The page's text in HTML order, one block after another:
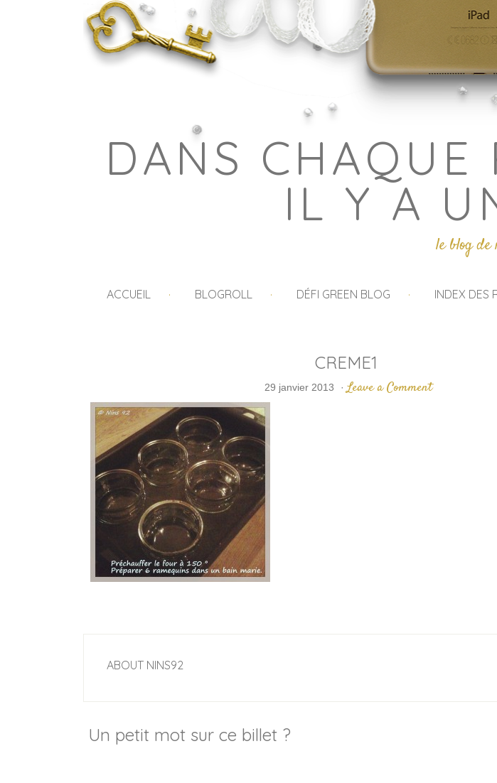
DANS CHAQUE
IL Y A
le blog de
ACCUEIL BLOGROLL DÉFI GREEN BLOG INDEX DES
CREME1
29 janvier 2013 · Leave a Comment
ABOUT NINS92
Un petit mot sur ce billet ?